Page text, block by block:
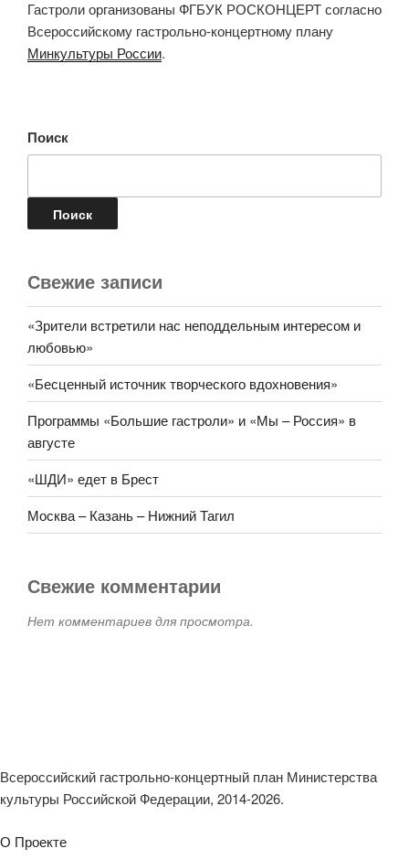
Гастроли организованы ФГБУК РОСКОНЦЕРТ согласно
Всероссийскому гастрольно-концертному плану
Минкультуры России.
Поиск
Поиск
Свежие записи
«Зрители встретили нас неподдельным интересом и
любовью»
«Бесценный источник творческого вдохновения»
Программы «Большие гастроли» и «Мы – Россия» в
августе
«ШДИ» едет в Брест
Москва – Казань – Нижний Тагил
Свежие комментарии
Нет комментариев для просмотра.
Всероссийский гастрольно-концертный план Министерства
культуры Российской Федерации, 2014-2026.
О Проекте